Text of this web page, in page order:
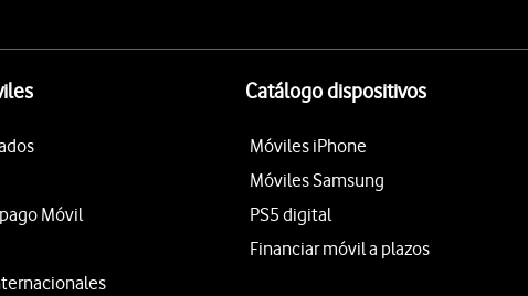
Móvil
Catálogo dispositivos
Móviles iPhone
Móviles Samsung
PS5 digital
Financiar móvil a plazos